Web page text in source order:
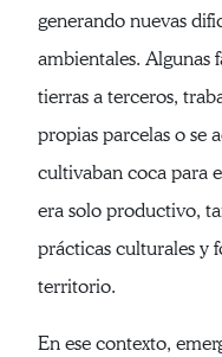
generando nuevas
ambientales. Algunas
tierras a terceros,
propias parcelas o se
cultivaban coca para
era solo productivo,
prácticas culturales y
territorio.
En ese contexto,